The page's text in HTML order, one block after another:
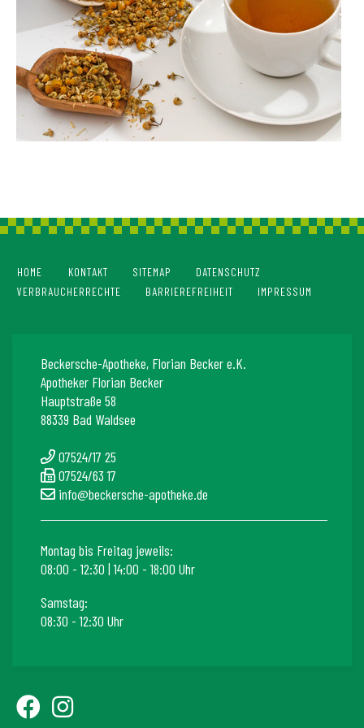
HOME KONTAKT SITEMAP
DATENSCHUTZ
VERBRAUCHERRECHTE
BARRIEREFREIHEIT IMPRESSUM
Beckersche-Apotheke, Florian Becker e.K.
Apotheker Florian Becker
Hauptstraße 58
88339 Bad Waldsee
07524/17 25
07524/63 17
info@beckersche-apotheke.de
Montag bis Freitag jeweils:
08:00 - 12:30 | 14:00 - 18:00 Uhr
Samstag:
08:30 - 12:30 Uhr